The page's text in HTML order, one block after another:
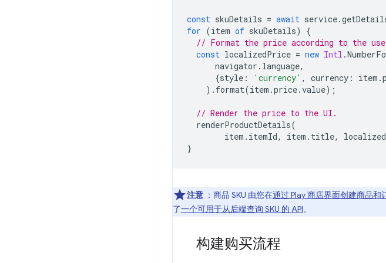
const skuDetails = await service.
for (item of skuDetails)
{
// Format the price according to the
const localizedPrice = new Intl .
navigator . language,
{style : 'currency' , currency : item .
). format(item .price.value);
// Render the price to the UI.
renderProductDetails(
item . itemId, item . title,
}
注意 ：商品 SKU 由您在通过 Play 商店界面创建商品和
了一个可用于从后端查询 SKU 的 API。
构建购买流程